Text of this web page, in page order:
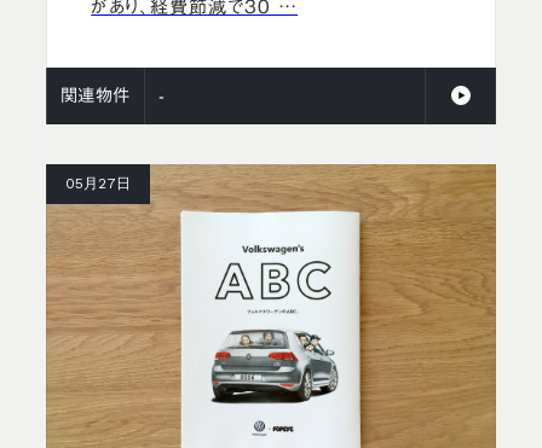
があり、経費節減で30 …
関連物件 -
05月27日